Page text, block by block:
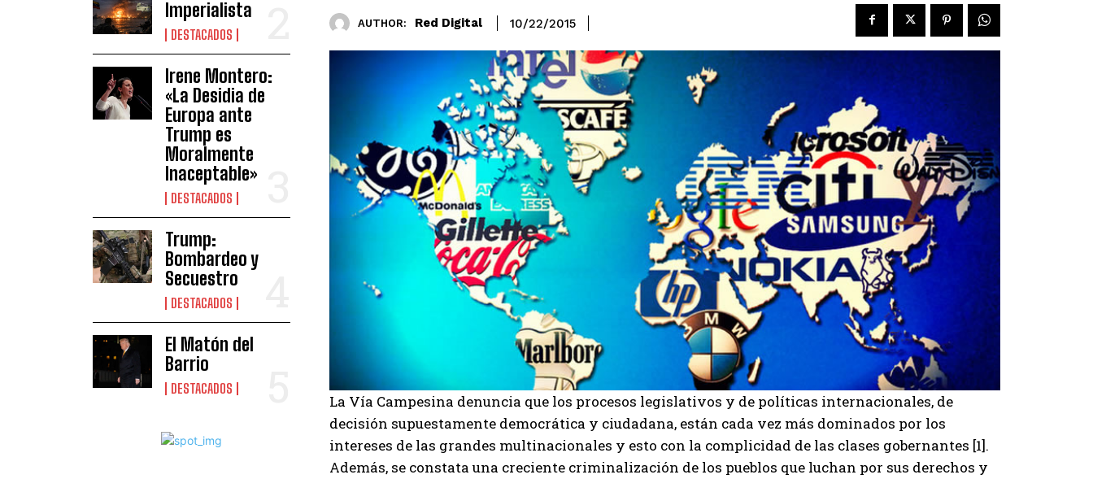
Imperialista
DESTACADOS
Irene Montero:
«La Desidia de
Europa ante
Trump es
Moralmente
Inaceptable»
DESTACADOS
Trump:
Bombardeo y
Secuestro
DESTACADOS
El Matón del
Barrio
DESTACADOS
AUTHOR: Red Digital 10/22/2015
La Vía Campesina denuncia que los procesos legislativos y de políticas internacionales, de
decisión supuestamente democrática y ciudadana, están cada vez más dominados por los
intereses de las grandes multinacionales y esto con la complicidad de las clases gobernantes [1].
Además, se constata una creciente criminalización de los pueblos que luchan por sus derechos y